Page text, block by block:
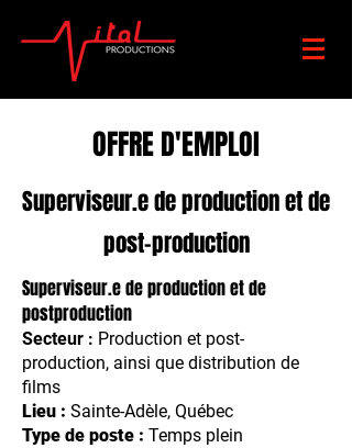
OFFRE D'EMPLOI
Superviseur.e de production et de
post-production
Superviseur.e de production et de
postproduction
Secteur : Production et post-
production, ainsi que distribution de
films
Lieu : Sainte-Adèle, Québec
Type de poste : Temps plein